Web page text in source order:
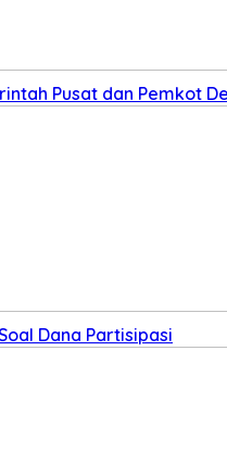
Pusat dan Pemkot
Dana Partisipasi